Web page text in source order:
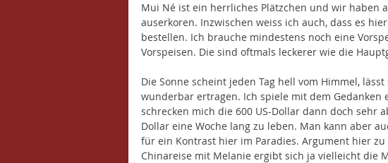
Mui Né ist ein herrliches Plätzchen und wir haben
auserkoren. Inzwischen weiss ich auch, dass es
bestellen. Ich brauche mindestens noch eine
Vorspeisen. Die sind oftmals leckerer wie die
Die Sonne scheint jeden Tag hell vom Himmel,
wunderbar ertragen. Ich spiele mit dem Gedanken
schrecken mich die 600 US-Dollar dann doch sehr
Dollar eine Woche lang zu leben. Man kann aber
für ein Kontrast hier im Paradies. Argument hier
Chinareise mit Melanie ergibt sich ja vielleicht die